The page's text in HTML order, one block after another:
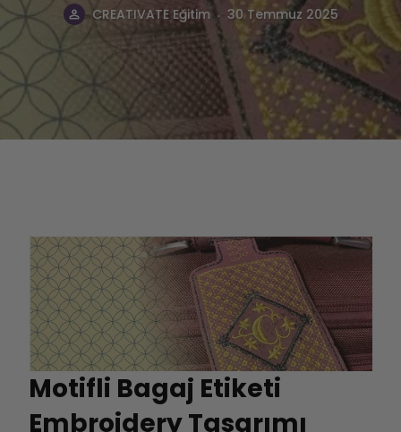
CREATIVATE Eğitim . 30 Temmuz 2025
Motifli Bagaj Etiketi
Embroidery Tasarımı